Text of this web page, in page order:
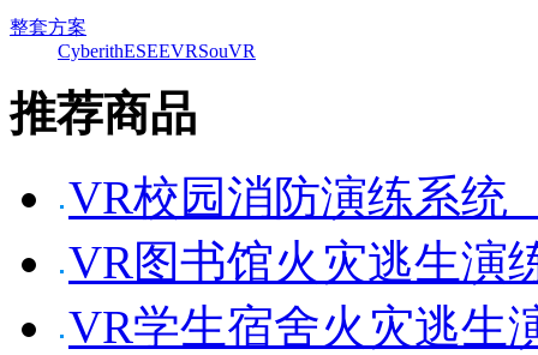
整套方案
CyberithESEEVRSouVR
推荐商品
VR校园消防演练系统
VR图书馆火灾逃生演
VR学生宿舍火灾逃生